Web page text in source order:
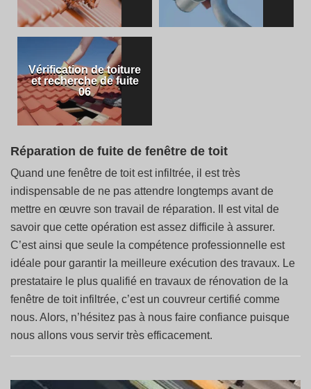
Vérification de toiture
et recherche de fuite
06
Réparation de fuite de fenêtre de toit
Quand une fenêtre de toit est infiltrée, il est très
indispensable de ne pas attendre longtemps avant de
mettre en œuvre son travail de réparation. Il est vital de
savoir que cette opération est assez difficile à assurer.
C’est ainsi que seule la compétence professionnelle est
idéale pour garantir la meilleure exécution des travaux. Le
prestataire le plus qualifié en travaux de rénovation de la
fenêtre de toit infiltrée, c’est un couvreur certifié comme
nous. Alors, n’hésitez pas à nous faire confiance puisque
nous allons vous servir très efficacement.